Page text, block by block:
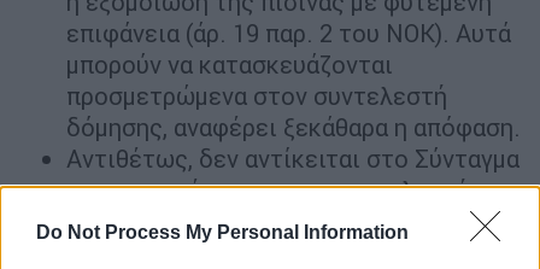
Do Not Process My Personal Information
επιφάνεια (άρ. 19 παρ. 2 του ΝΟΚ). Αυτά
μπορούν να κατασκευάζονται
προσμετρώμενα στον συντελεστή
δόμησης, αναφέρει ξεκάθαρα η απόφαση.
Αντιθέτως, δεν αντίκειται στο Σύνταγμα
η μη προσμέτρηση στον συντελεστή
δόμησης των έρκερ και των
κλιμακοστασίων.